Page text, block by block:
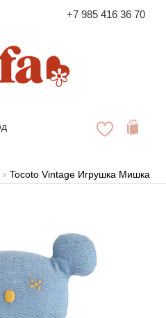
+7 985 416 36 70
STORE
Tocoto Vintage Игрушка Мишка